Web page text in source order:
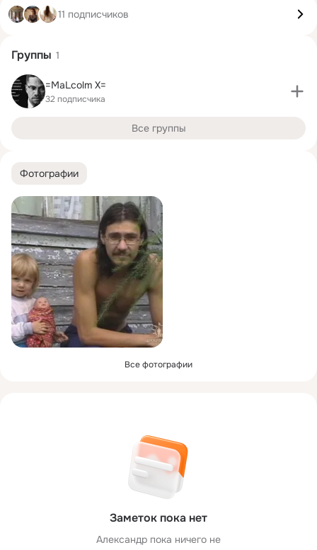
Фотографии
Все фотографии
Заметок пока нет
Александр пока ничего не
11 подписчиков
Группы 1
=MaLcolm X=
32 подписчика
Все группы